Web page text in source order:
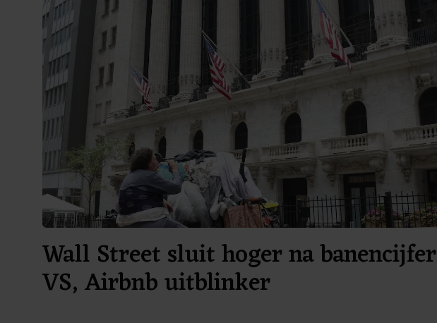
Wall Street sluit hoger na banencijfer
VS, Airbnb uitblinker